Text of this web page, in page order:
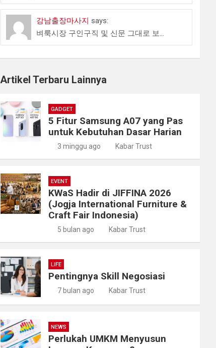
강남출장마사지 says:
벼룩시장 구인구직 및 신문 그대로 보...
Artikel Terbaru Lainnya
GADGET
5 Fitur Samsung A07 yang Pas
untuk Kebutuhan Dasar Harian
3 minggu ago Kabar Trust
EVENT
KWaS Hadir di JIFFINA 2026
(Jogja International Furniture &
Craft Fair Indonesia)
5 bulan ago Kabar Trust
LIFE
Pentingnya Skill Negosiasi
7 bulan ago Kabar Trust
NEWS
Perlukah UMKM Menyusun